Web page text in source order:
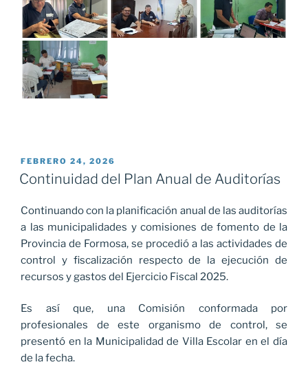
PUBLICADO
EL
FEBRERO 24, 2026
Continuidad del Plan Anual de Auditorías
Continuando con la planificación anual de las auditorías
a las municipalidades y comisiones de fomento de la
Provincia de Formosa, se procedió a las actividades de
control y fiscalización respecto de la ejecución de
recursos y gastos del Ejercicio Fiscal 2025.
Es así que, una Comisión conformada por
profesionales de este organismo de control, se
presentó en la Municipalidad de Villa Escolar en el día
de la fecha.